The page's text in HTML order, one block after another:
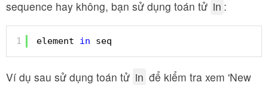
sequence hay không, bạn sử dụng toán tử in :
1 element in seq
Ví dụ sau sử dụng toán tử in để kiểm tra xem 'New